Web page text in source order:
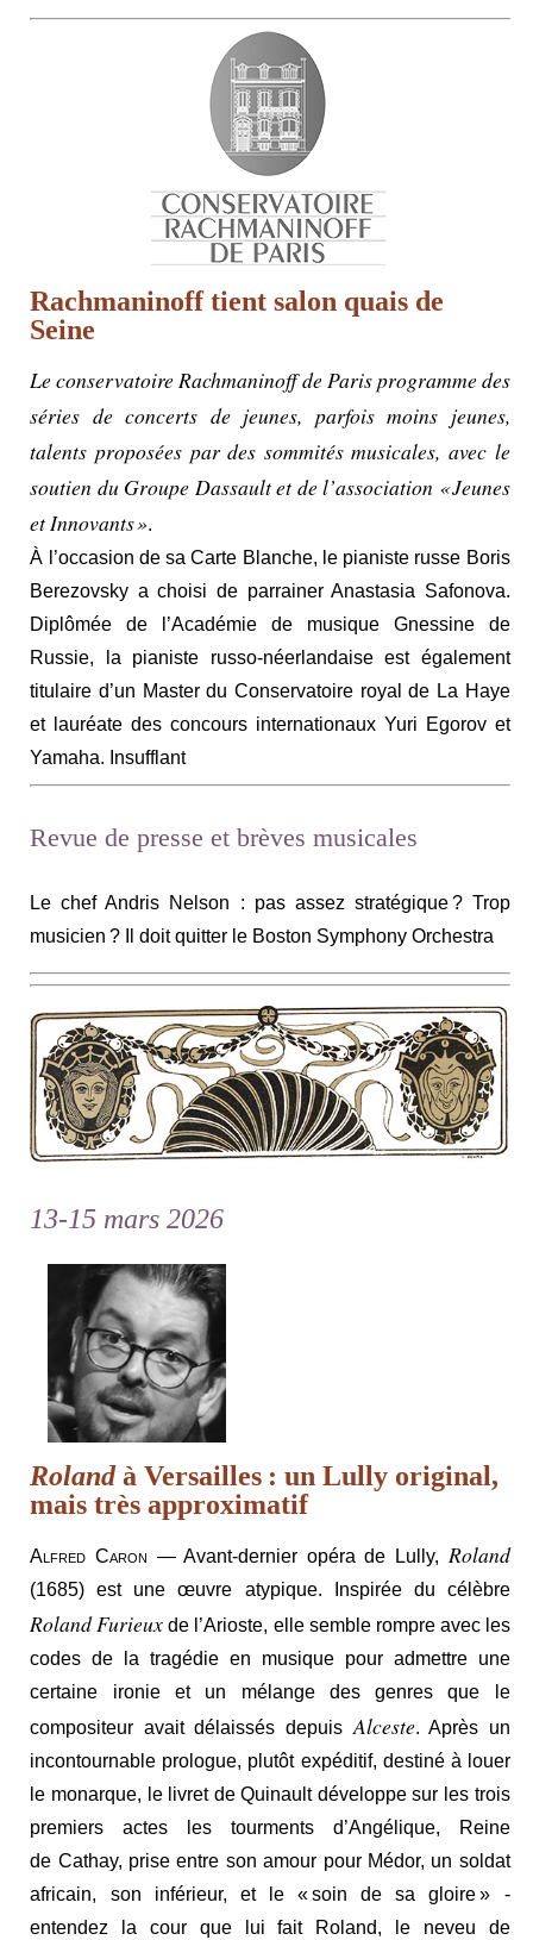
Rachmaninoff tient salon quais de
Seine
Le conservatoire Rachmaninoff de Paris programme des
séries de concerts de jeunes, parfois moins jeunes,
talents proposées par des sommités musicales, avec le
soutien du Groupe Dassault et de l’association « Jeunes
et Innovants ».
À l’occasion de sa Carte Blanche, le pianiste russe Boris
Berezovsky a choisi de parrainer Anastasia Safonova.
Diplômée de l’Académie de musique Gnessine de
Russie, la pianiste russo-néerlandaise est également
titulaire d’un Master du Conservatoire royal de La Haye
et lauréate des concours internationaux Yuri Egorov et
Yamaha. Insufflant
Revue de presse et brèves musicales
Le chef Andris Nelson : pas assez stratégique ? Trop
musicien ? Il doit quitter le Boston Symphony Orchestra
13-15 mars 2026
Rolandà Versailles : un Lully original,
mais très approximatif
Alfred Caron — Avant-dernier opéra de Lully, Roland
(1685) est une œuvre atypique. Inspirée du célèbre
Roland Furieux de l’Arioste, elle semble rompre avec les
codes de la tragédie en musique pour admettre une
certaine ironie et un mélange des genres que le
compositeur avait délaissés depuis Alceste. Après un
incontournable prologue, plutôt expéditif, destiné à louer
le monarque, le livret de Quinault développe sur les trois
premiers actes les tourments d’Angélique, Reine
de Cathay, prise entre son amour pour Médor, un soldat
africain, son inférieur, et le « soin de sa gloire » -
entendez la cour que lui fait Roland, le neveu de